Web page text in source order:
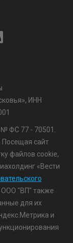
ИНН
ФС 77 - 70501.
Посещая сайт
файлов cookie,
«Вести
ООО "ВП" также
для их
и